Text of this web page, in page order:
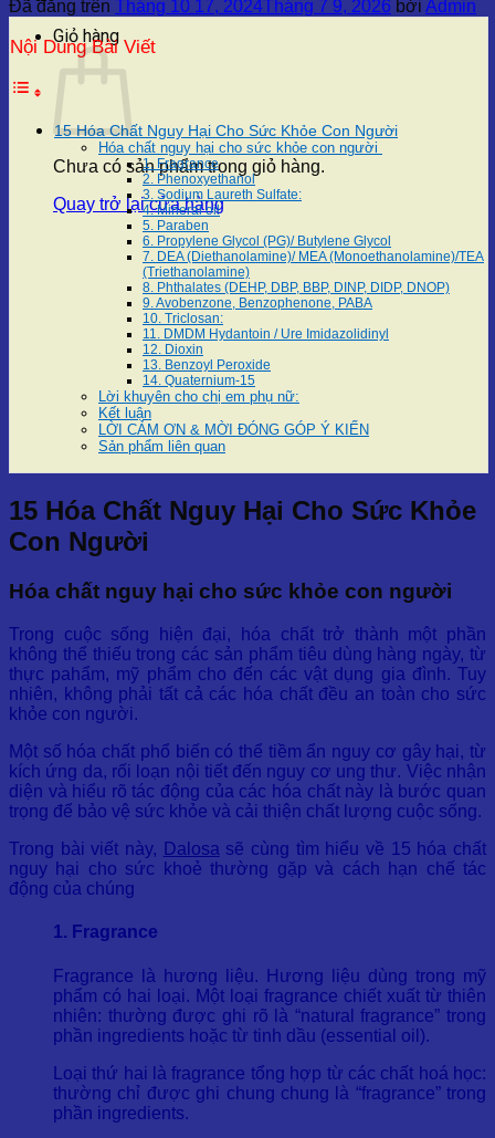
Giỏ hàng
Chưa có sản phẩm trong giỏ hàng.
Quay trở lại cửa hàng
Đã đăng trên Tháng 10 17, 2024Tháng 7 9, 2026 bởi Admin
Nội Dung Bài Viết
15 Hóa Chất Nguy Hại Cho Sức Khỏe Con Người
Hóa chất nguy hại cho sức khỏe con người
1. Fragrance
2. Phenoxyethanol
3. Sodium Laureth Sulfate:
4. Mineral oil
5. Paraben
6. Propylene Glycol (PG)/ Butylene Glycol
7. DEA (Diethanolamine)/ MEA (Monoethanolamine)/TEA
(Triethanolamine)
8. Phthalates (DEHP, DBP, BBP, DINP, DIDP, DNOP)
9. Avobenzone, Benzophenone, PABA
10. Triclosan:
11. DMDM Hydantoin / Ure Imidazolidinyl
12. Dioxin
13. Benzoyl Peroxide
14. Quaternium-15
Lời khuyên cho chị em phụ nữ:
Kết luận
LỜI CẢM ƠN & MỜI ĐÓNG GÓP Ý KIẾN
Sản phẩm liên quan
15 Hóa Chất Nguy Hại Cho Sức Khỏe
Con Người
Hóa chất nguy hại cho sức khỏe con người
Trong cuộc sống hiện đại, hóa chất trở thành một phần
không thể thiếu trong các sản phẩm tiêu dùng hàng ngày, từ
thực pahẩm, mỹ phẩm cho đến các vật dụng gia đình. Tuy
nhiên, không phải tất cả các hóa chất đều an toàn cho sức
khỏe con người.
Một số hóa chất phổ biến có thể tiềm ẩn nguy cơ gây hại, từ
kích ứng da, rối loạn nội tiết đến nguy cơ ung thư. Việc nhận
diện và hiểu rõ tác động của các hóa chất này là bước quan
trọng để bảo vệ sức khỏe và cải thiện chất lượng cuộc sống.
Trong bài viết này, Dalosa sẽ cùng tìm hiểu về 15 hóa chất
nguy hại cho sức khoẻ thường gặp và cách hạn chế tác
động của chúng
1. Fragrance
Fragrance là hương liệu. Hương liệu dùng trong mỹ
phẩm có hai loại. Một loại fragrance chiết xuất từ thiên
nhiên: thường được ghi rõ là “natural fragrance” trong
phần ingredients hoặc từ tinh dầu (essential oil).
Loại thứ hai là fragrance tổng hợp từ các chất hoá học:
thường chỉ được ghi chung chung là “fragrance” trong
phần ingredients.